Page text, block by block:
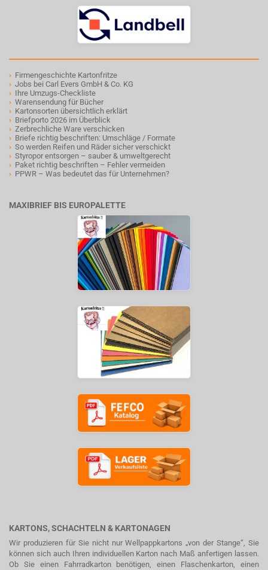
› Firmengeschichte Kartonfritze
› Jobs bei Carl Evers GmbH & Co. KG
› Ihre Umzugs-Checkliste
› Warensendung für Bücher
› Kartonsorten übersichtlich erklärt
› Briefporto 2026 im Überblick
› Zerbrechliche Ware verschicken
› Briefe richtig beschriften: Umschläge / Formate
› So werden Reifen und Räder sicher verschickt
› Styropor entsorgen – sauber & umweltgerecht
› Paket richtig beschriften – Fehler vermeiden
› PPWR – Was bedeutet das für Unternehmen?
MAXIBRIEF BIS EUROPALETTE
KARTONS, SCHACHTELN & KARTONAGEN
Wir produzieren für Sie nicht nur Wellpappkartons „von der Stange“, Sie
können sich auch Ihren individuellen Karton nach Maß anfertigen lassen.
Ob Sie einen Fahrradkarton benötigen, einen Flaschenkarton, einen